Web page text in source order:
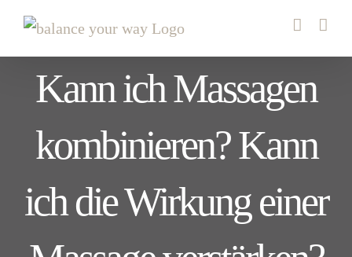
Zum
springen
Kann ich Massagen
kombinieren? Kann
ich die Wirkung einer